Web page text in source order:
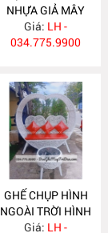
NHỰA GIẢ MÂY
GN424
Giá: LH -
034.775.9900
GHẾ CHỤP HÌNH
NGOÀI TRỜI HÌNH
TRÁI TIM GN421
Giá: LH -